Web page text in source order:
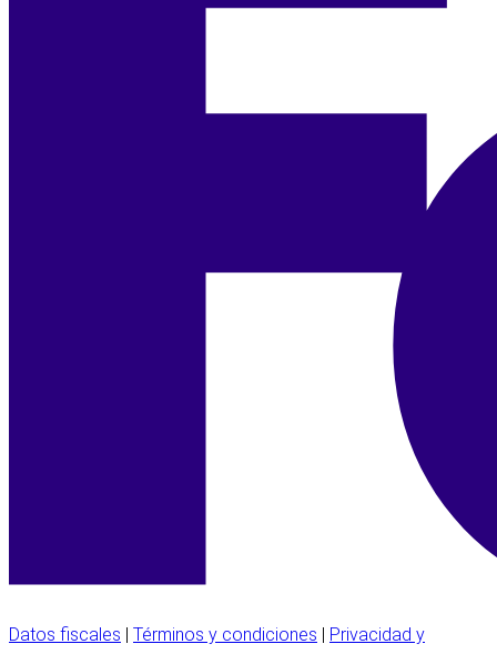
Datos fiscales Términos y condiciones
Privacidad y